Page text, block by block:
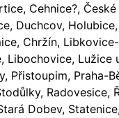
Cehnice?,
Duchcov,
Chržín,
Libochovice, Lužice
Přistoupim, Praha-
Radovesice,
Dobev,